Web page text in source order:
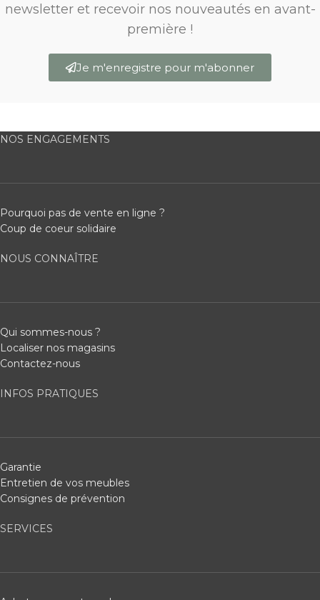
newsletter et recevoir nos nouveautés en avant-
première !
Je m'enregistre pour m'abonner
NOS ENGAGEMENTS
Pourquoi pas de vente en ligne ?
Coup de coeur solidaire
NOUS CONNAÎTRE
Qui sommes-nous ?
Localiser nos magasins
Contactez-nous
INFOS PRATIQUES
Garantie
Entretien de vos meubles
Consignes de prévention
SERVICES